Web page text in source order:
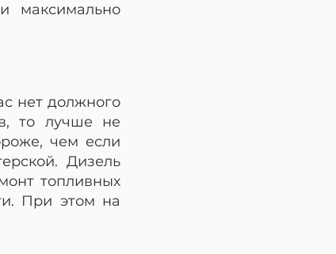
максимально
нет должного
то лучше не
чем если
Дизель
топливных
При этом на